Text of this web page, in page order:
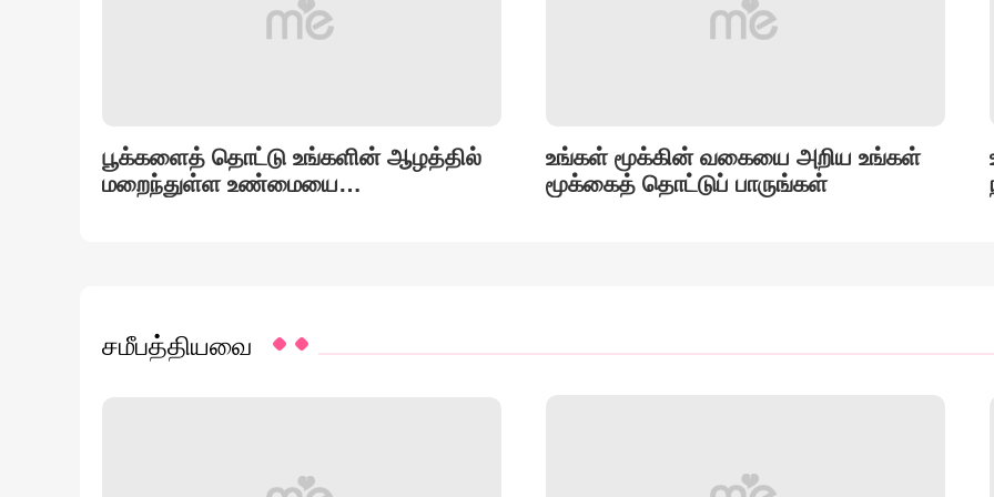
பூக்களைத் தொட்டு உங்களின் ஆழத்தில்
மறைந்துள்ள உண்மையை
உங்கள் மூக்கின் வகையை அறிய உங்கள்
மூக்கைத் தொட்டுப் பாருங்கள்
சமீபத்தியவை